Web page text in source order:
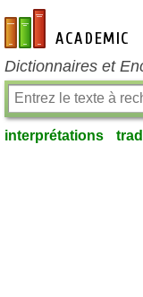
fr-academic.com
Dictionnaires et
interprétations